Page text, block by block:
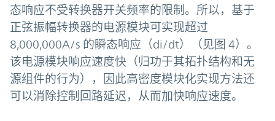
态响应不受转换器开关频率的限制。所以，基于
正弦振幅转换器的电源模块可实现超过
8,000,000A/s 的瞬态响应（di/dt）（见图 4）。
该电源模块响应速度快（归功于其拓扑结构和无
源组件的行为），因此高密度模块化实现方法还
可以消除控制回路延迟，从而加快响应速度。